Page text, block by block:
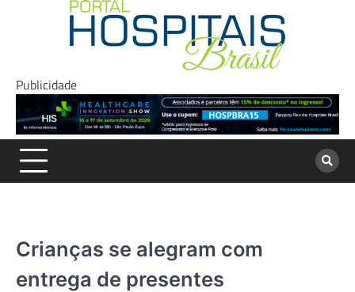
Publicidade
Crianças se alegram com
entrega de presentes